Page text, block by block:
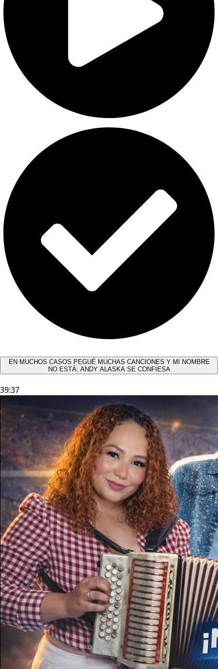
EN MUCHOS CASOS PEGUÉ MUCHAS CANCIONES Y MI NOMBRE
NO ESTÁ: ANDY ALASKA SE CONFIESA​
39:37